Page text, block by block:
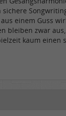
sichere
einem Guss
bleiben zwar
kaum einen